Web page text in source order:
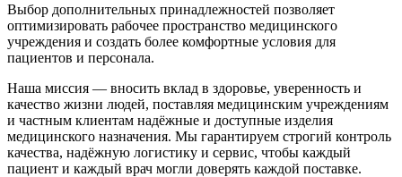
Выбор дополнительных принадлежностей позволяет
оптимизировать рабочее пространство медицинского
учреждения и создать более комфортные условия для
пациентов и персонала.
Наша миссия — вносить вклад в здоровье, уверенность и
качество жизни людей, поставляя медицинским учреждениям
и частным клиентам надёжные и доступные изделия
медицинского назначения. Мы гарантируем строгий контроль
качества, надёжную логистику и сервис, чтобы каждый
пациент и каждый врач могли доверять каждой поставке.